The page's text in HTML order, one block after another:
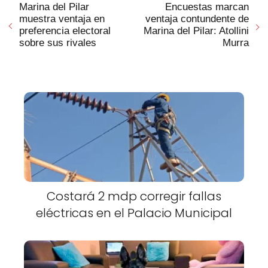
Marina del Pilar
muestra ventaja en
preferencia electoral
sobre sus rivales
Encuestas marcan
ventaja contundente de
Marina del Pilar: Atollini
Murra
Costará 2 mdp corregir fallas
eléctricas en el Palacio Municipal